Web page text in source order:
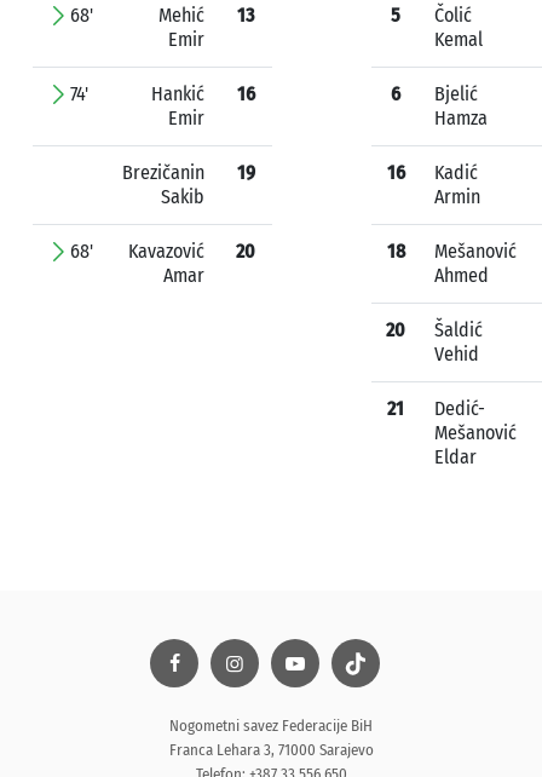
68'
Mehić
Emir
13
74'
Hankić
Emir
16
Brezičanin
Sakib
19
68'
Kavazović
Amar
20
5
Čolić
Kemal
6
Bjelić
Hamza
16
Kadić
Armin
18
Mešanović
Ahmed
20
Šaldić
Vehid
21
Dedić-
Mešanović
Eldar
Nogometni savez Federacije BiH
Franca Lehara 3, 71000 Sarajevo